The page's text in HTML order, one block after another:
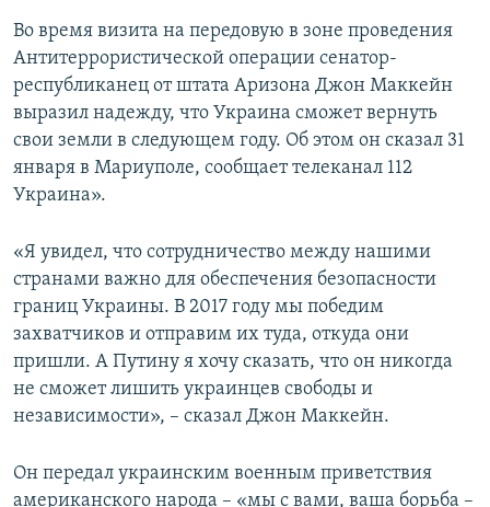
Во время визита на передовую в зоне проведения
Антитеррористической операции сенатор-
республиканец от штата Аризона Джон Маккейн
выразил надежду, что Украина сможет вернуть
свои земли в следующем году. Об этом он сказал 31
января в Мариуполе, сообщает телеканал 112
Украина».
«Я увидел, что сотрудничество между нашими
странами важно для обеспечения безопасности
границ Украины. В 2017 году мы победим
захватчиков и отправим их туда, откуда они
пришли. А Путину я хочу сказать, что он никогда
не сможет лишить украинцев свободы и
независимости», – сказал Джон Маккейн.
Он передал украинским военным приветствия
американского народа – «мы с вами, ваша борьба –